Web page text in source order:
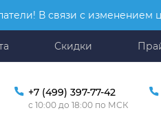
В связи с изменением
Скидки
+7 (499) 397-77-42
с 10:00 до 18:00 по МСК